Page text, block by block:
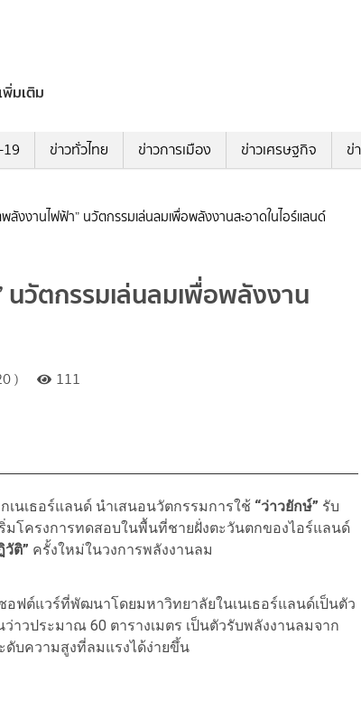
เพิ่มเติม
19 ข่าวทั่วไทย ข่าวการเมือง ข่าวเศรษฐกิจ ข่
ลังงานไฟฟ้า” นวัตกรรมเล่นลมเพื่อพลังงานสะอาดในไอร์แลนด์
วัตกรรมเล่นลมเพื่อพลังงาน
) 111
เนเธอร์แลนด์ นำเสนอนวัตกรรมการใช้ “ว่าวยักษ์” รับ
มโครงการทดสอบในพื้นที่ชายฝั่งตะวันตกของไอร์แลนด์
วัติ” ครั้งใหม่ในวงการพลังงานลม
อฟต์แวร์ที่พัฒนาโดยมหาวิทยาลัยในเนเธอร์แลนด์เป็นตัว
วประมาณ 60 ตารางเมตร เป็นตัวรับพลังงานลมจาก
ดับความสูงที่ลมแรงได้ง่ายขึ้น